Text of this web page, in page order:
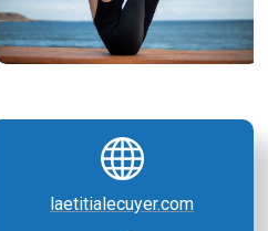
laetitialecuyer.com